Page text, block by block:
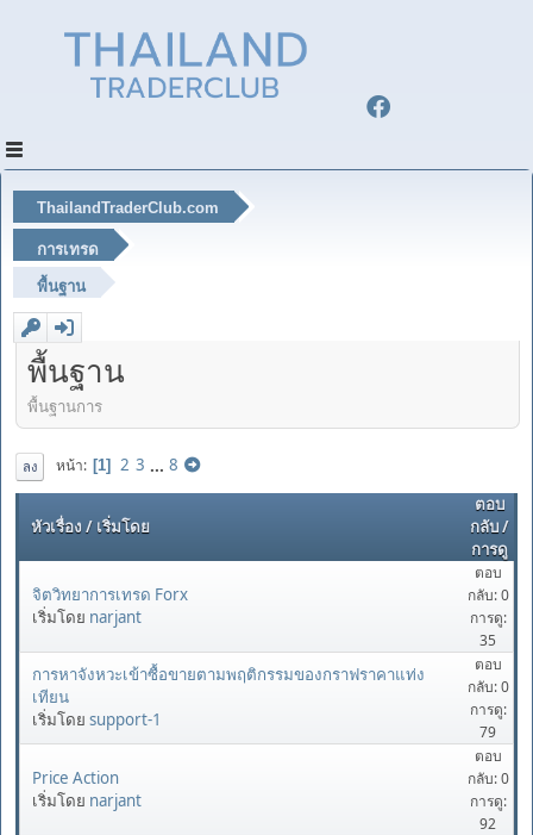
ThailandTraderClub.com
การเทรด
พื้นฐาน
พื้นฐาน
พื้นฐานการ
ลง หน้า 1 2 3 ... 8
หัวเรื่อง/ เริ่มโดย
ตอบ
กลับ/
การดู
จิตวิทยาการเทรด Forx
เริ่มโดย narjant
ตอบ
กลับ: 0
การดู:
35
การหาจังหวะเข้าซื้อขายตามพฤติกรรมของกราฟราคาแท่ง
เทียน
เริ่มโดย support-1
ตอบ
กลับ: 0
การดู:
79
Price Action
เริ่มโดย narjant
ตอบ
กลับ: 0
การดู:
92